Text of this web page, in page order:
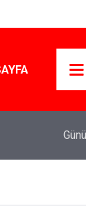
Kırıkkale